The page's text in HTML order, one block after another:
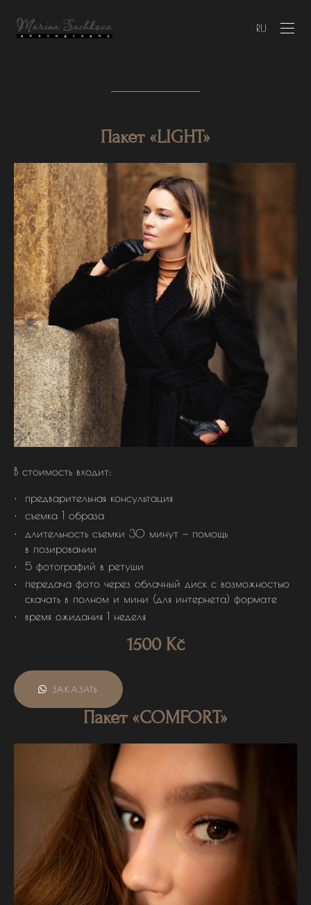
RU
Пакет «LIGHT»
В стоимость входит:
предварительная консультация
съемка 1 образа
длительность съемки 30 минут — помощь
в позировании
5 фотографий в ретуши
передача фото через облачный диск с возможностью
скачать в полном и мини (для интернета) формате
время ожидания 1 неделя
1500 Kč
ЗАКАЗАТЬ
Пакет «COMFORT»